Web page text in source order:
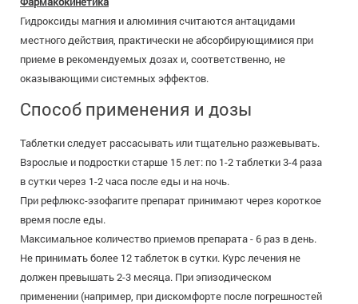
Гидроксиды магния и алюминия считаются антацидами
местного действия, практически не абсорбирующимися при
приеме в рекомендуемых дозах и, соответственно, не
оказывающими системных эффектов.
Способ применения и дозы
Таблетки следует рассасывать или тщательно разжевывать.
Взрослые и подростки старше 15 лет: по 1-2 таблетки 3-4 раза
в сутки через 1-2 часа после еды и на ночь.
При рефлюкс-эзофагите препарат принимают через короткое
время после еды.
Максимальное количество приемов препарата - 6 раз в день.
Не принимать более 12 таблеток в сутки. Курс лечения не
должен превышать 2-3 месяца. При эпизодическом
применении (например, при дискомфорте после погрешностей